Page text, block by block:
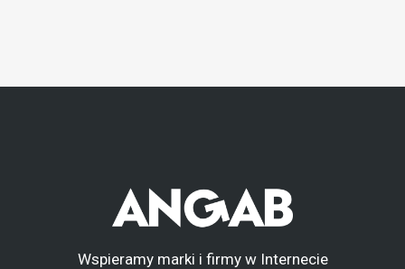
Wspieramy marki i firmy w Internecie